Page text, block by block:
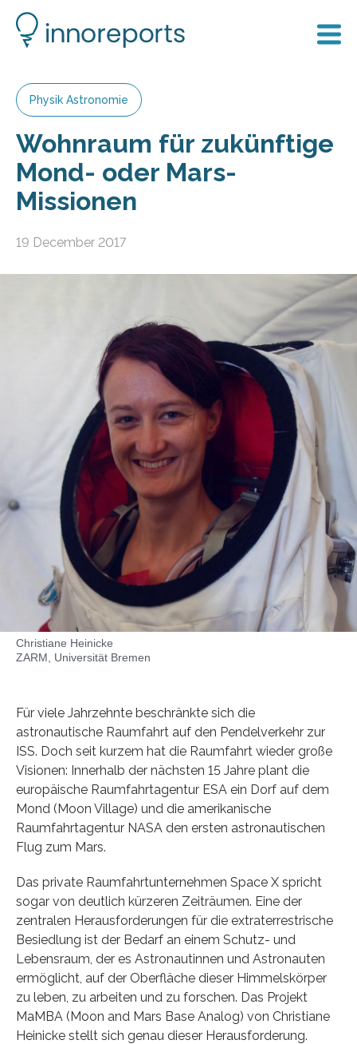
Physik Astronomie
Wohnraum für zukünftige
Mond- oder Mars-
Missionen
19 December 2017
Christiane Heinicke
ZARM, Universität Bremen
Für viele Jahrzehnte beschränkte sich die
astronautische Raumfahrt auf den Pendelverkehr zur
ISS. Doch seit kurzem hat die Raumfahrt wieder große
Visionen: Innerhalb der nächsten 15 Jahre plant die
europäische Raumfahrtagentur ESA ein Dorf auf dem
Mond (Moon Village) und die amerikanische
Raumfahrtagentur NASA den ersten astronautischen
Flug zum Mars.
Das private Raumfahrtunternehmen Space X spricht
sogar von deutlich kürzeren Zeiträumen. Eine der
zentralen Herausforderungen für die extraterrestrische
Besiedlung ist der Bedarf an einem Schutz- und
Lebensraum, der es Astronautinnen und Astronauten
ermöglicht, auf der Oberfläche dieser Himmelskörper
zu leben, zu arbeiten und zu forschen. Das Projekt
MaMBA (Moon and Mars Base Analog) von Christiane
Heinicke stellt sich genau dieser Herausforderung.